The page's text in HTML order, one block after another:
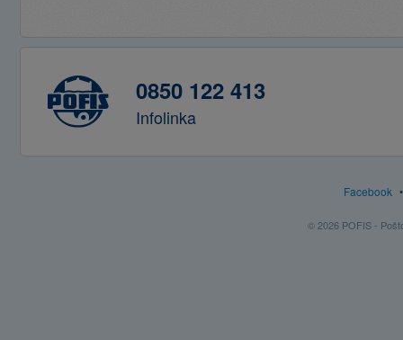
0850 122 413
Infolinka
Facebook
© 2026 POFIS -